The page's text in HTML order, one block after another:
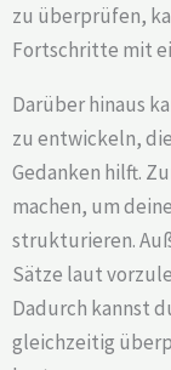
zu überprüfen,
Fortschritte mit
Darüber hinaus
zu entwickeln,
Gedanken hilft.
machen, um
strukturieren.
Sätze laut
Dadurch kannst
gleichzeitig